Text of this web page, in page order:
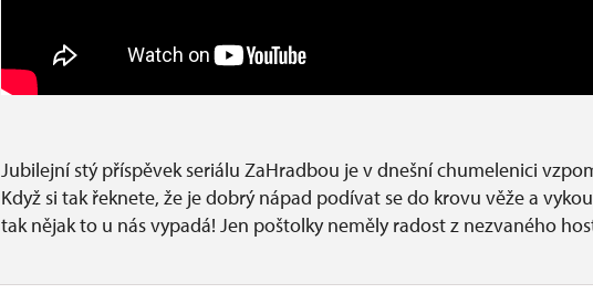
Jubilejní stý příspěvek seriálu ZaHradbou je v dnešní chumelenici
Když si tak řeknete, že je dobrý nápad podívat se do krovu věže a
tak nějak to u nás vypadá! Jen poštolky neměly radost z nezvaného